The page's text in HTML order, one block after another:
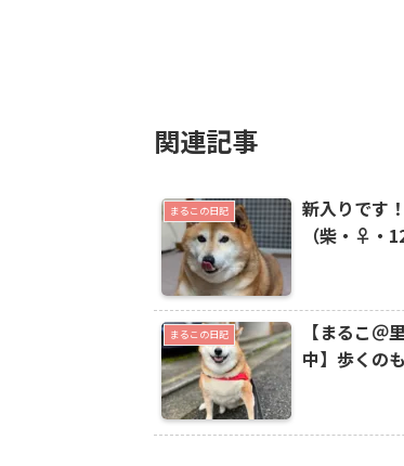
関連記事
まるこの日記
新入りです
（柴・♀・
まるこの日記
【まるこ＠
中】歩くの